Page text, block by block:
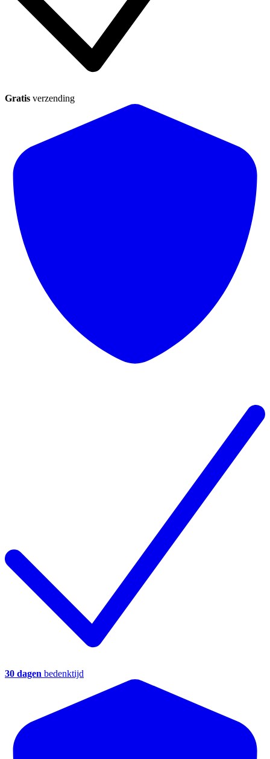
Gratis verzending
30 dagen bedenktijd